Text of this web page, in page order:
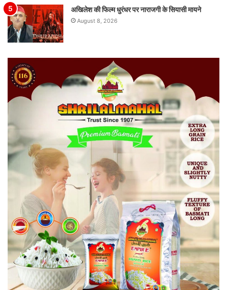
अखिलेश की फिल्म धुरंधर पर नाराजगी के सियासी मायने
August 8, 2026